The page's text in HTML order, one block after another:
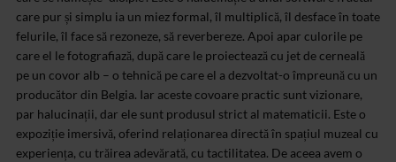
care pur și simplu ia un miez formal, îl multiplică, îl desface în toate
felurile, îl face să rezoneze, să reverbereze. Apoi apar culorile pe
care el le fotografiază, după care le proiectează cu jet de cerneală
pe un covor alb – o tehnică pe care el a dezvoltat-o împreună cu un
producător din Belgia. Iar aceste covoare practic sunt vizionare,
par halucinații, dar ele sunt produsul strict al matematicii. Este o
expoziție imersivă, oferind relaționarea directă în spațiul muzeal cu
experiența, cu trăirea adevărată, cu tactilitatea. De aceea avem o